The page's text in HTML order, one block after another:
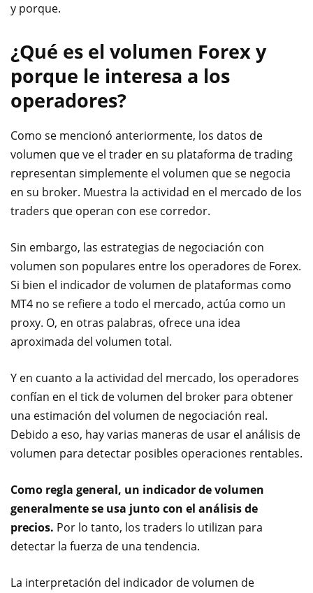
y porque.
¿Qué es el volumen Forex y
porque le interesa a los
operadores?
Como se mencionó anteriormente, los datos de
volumen que ve el trader en su plataforma de trading
representan simplemente el volumen que se negocia
en su broker. Muestra la actividad en el mercado de los
traders que operan con ese corredor.
Sin embargo, las estrategias de negociación con
volumen son populares entre los operadores de Forex.
Si bien el indicador de volumen de plataformas como
MT4 no se refiere a todo el mercado, actúa como un
proxy. O, en otras palabras, ofrece una idea
aproximada del volumen total.
Y en cuanto a la actividad del mercado, los operadores
confían en el tick de volumen del broker para obtener
una estimación del volumen de negociación real.
Debido a eso, hay varias maneras de usar el análisis de
volumen para detectar posibles operaciones rentables.
Como regla general, un indicador de volumen
generalmente se usa junto con el análisis de
precios. Por lo tanto, los traders lo utilizan para
detectar la fuerza de una tendencia.
La interpretación del indicador de volumen de